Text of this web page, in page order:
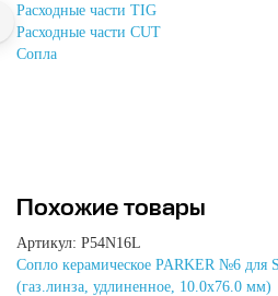
Расходные части TIG
Расходные части CUT
Сопла
Похожие товары
Артикул: P54N16L
Сопло керамическое PARKER №6 для
(газ.линза, удлиненное, 10.0x76.0 мм)